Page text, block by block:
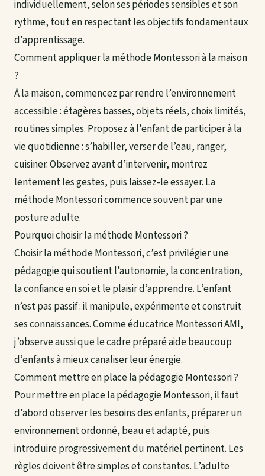
individuellement, selon ses périodes sensibles et son
rythme, tout en respectant les objectifs fondamentaux
d’apprentissage.
Comment appliquer la méthode Montessori à la maison
?
À la maison, commencez par rendre l’environnement
accessible : étagères basses, objets réels, choix limités,
routines simples. Proposez à l’enfant de participer à la
vie quotidienne : s’habiller, verser de l’eau, ranger,
cuisiner. Observez avant d’intervenir, montrez
lentement les gestes, puis laissez-le essayer. La
méthode Montessori commence souvent par une
posture adulte.
Pourquoi choisir la méthode Montessori ?
Choisir la méthode Montessori, c’est privilégier une
pédagogie qui soutient l’autonomie, la concentration,
la confiance en soi et le plaisir d’apprendre. L’enfant
n’est pas passif : il manipule, expérimente et construit
ses connaissances. Comme éducatrice Montessori AMI,
j’observe aussi que le cadre préparé aide beaucoup
d’enfants à mieux canaliser leur énergie.
Comment mettre en place la pédagogie Montessori ?
Pour mettre en place la pédagogie Montessori, il faut
d’abord observer les besoins des enfants, préparer un
environnement ordonné, beau et adapté, puis
introduire progressivement du matériel pertinent. Les
règles doivent être simples et constantes. L’adulte